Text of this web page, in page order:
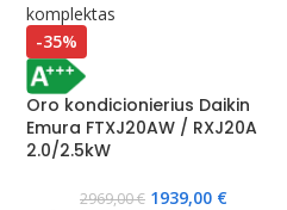
-35%
Oro kondicionierius Daikin
Emura FTXJ20AW / RXJ20A
2.0/2.5kW
2969,00€ 1939,00 €